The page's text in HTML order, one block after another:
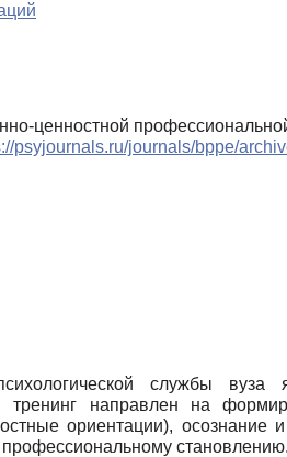
ценностной
psyjournals.ru/journals/bppe/
службы вуза
тренинг направлен на
ориентации),
становлению.